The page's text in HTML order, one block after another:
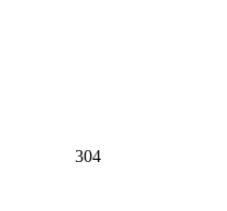
304